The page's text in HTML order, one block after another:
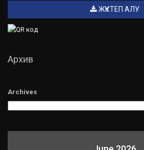
ЖҮКТЕП АЛУ
Архив
Archives